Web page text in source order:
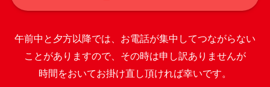
午前中と夕方以降では、お電話が集中してつながらない
ことがありますので、その時は申し訳ありませんが
時間をおいてお掛け直し頂ければ幸いです。